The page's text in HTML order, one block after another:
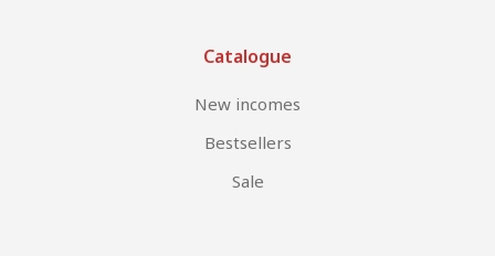
Catalogue
New incomes
Bestsellers
Sale